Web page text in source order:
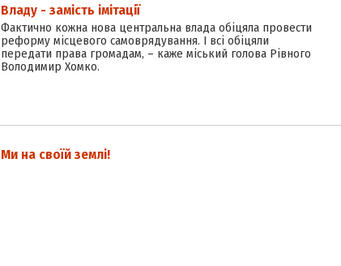
Владу - замість імітації
Фактично кожна нова центральна влада обіцяла провести
реформу місцевого самоврядування. І всі обіцяли
передати права громадам, – каже міський голова Рівного
Володимир Хомко.
Ми на своїй землі!